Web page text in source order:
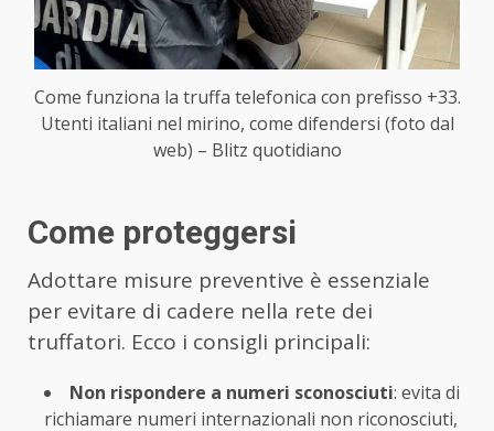
Come funziona la truffa telefonica con prefisso +33.
Utenti italiani nel mirino, come difendersi (foto dal
web) – Blitz quotidiano
Come proteggersi
Adottare misure preventive è essenziale
per evitare di cadere nella rete dei
truffatori. Ecco i consigli principali:
Non rispondere a numeri sconosciuti: evita di
richiamare numeri internazionali non riconosciuti,